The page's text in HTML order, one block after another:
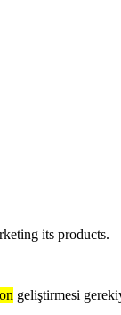
its products.
geliştirmesi